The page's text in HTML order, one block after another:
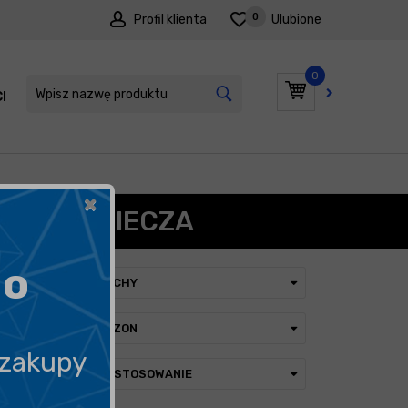
Profil klienta Ulubione
0
0
PROMOCJE
ZABEZPIECZA
CECHY
SEZON
ZASTOSOWANIE
×